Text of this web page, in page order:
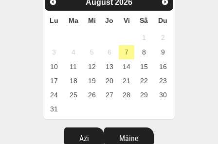
August 2026
Lu Ma Mi Jo Vi Sâ Du
1
2
3
4 5 6 7 8
9
10
11 12 13 14 15
16
17
18 19 20 21 22
23
24
25 26 27 28 29
30
31
Azi Mâine